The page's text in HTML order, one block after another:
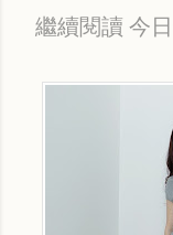
繼續閱讀 今